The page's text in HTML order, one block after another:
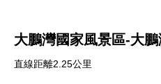
大鵬灣國家風景區-大
直線距離2.25公里